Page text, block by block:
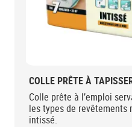
COLLE PRÊTE À
Colle prête à l’emploi
les types de revêtements
intissé.